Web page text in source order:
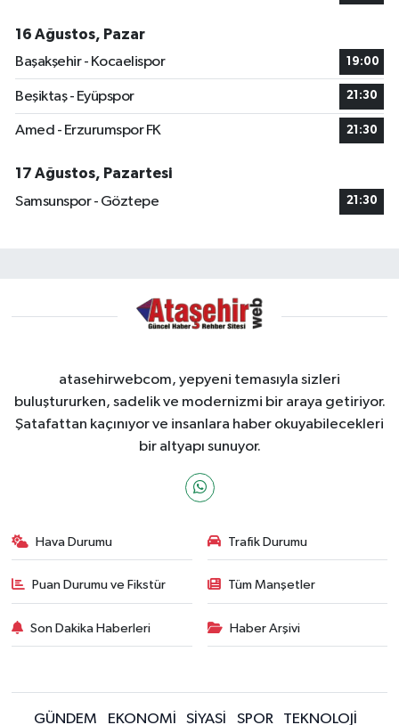
16 Ağustos, Pazar
Başakşehir - Kocaelispor
19:00
Beşiktaş - Eyüpspor 21:30
Amed - Erzurumspor FK 21:30
17 Ağustos, Pazartesi
Samsunspor - Göztepe
21:30
atasehirwebcom, yepyeni temasıyla sizleri
buluştururken, sadelik ve modernizmi bir araya getiriyor.
Şatafattan kaçınıyor ve insanlara haber okuyabilecekleri
bir altyapı sunuyor.
Hava Durumu Trafik Durumu
Puan Durumu ve Fikstür Tüm Manşetler
Son Dakika Haberleri Haber Arşivi
GÜNDEM EKONOMİ SİYASİ SPOR TEKNOLOJİ